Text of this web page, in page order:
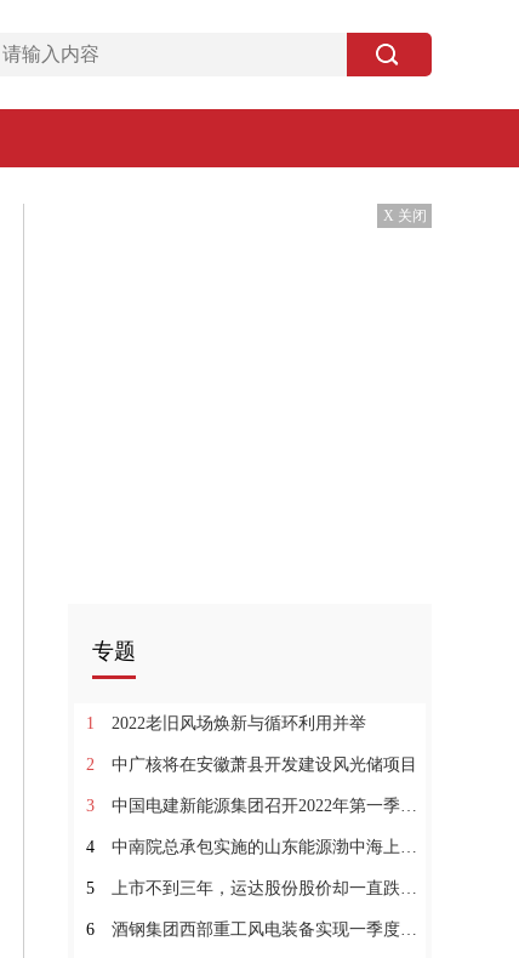
X 关闭
专题
1 2022老旧风场焕新与循环利用并举
2 中广核将在安徽萧县开发建设风光储项目
3 中国电建新能源集团召开2022年第一季度经营分析会
4 中南院总承包实施的山东能源渤中海上风电A场址工程正式开工
5 上市不到三年，运达股份股价却一直跌了，背后原因是什么？
6 酒钢集团西部重工风电装备实现一季度“开门红”